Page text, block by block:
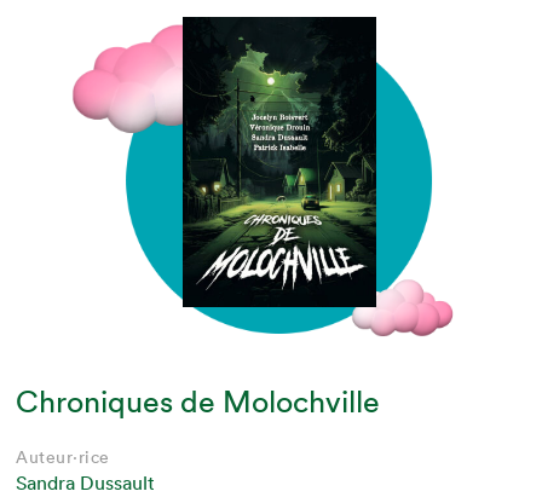
Chroniques de Molochville
Auteur·rice
Sandra Dussault